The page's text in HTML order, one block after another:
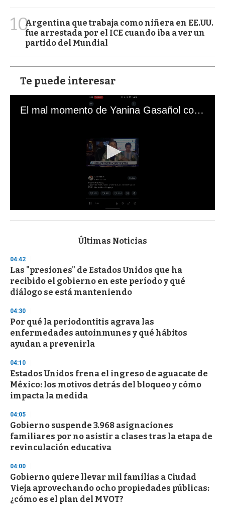
10Argentina que trabaja como niñera en EE.UU.
fue arrestada por el ICE cuando iba a ver un
partido del Mundial
Te puede interesar
El mal momento de Yanina Gasañol con un hincha argentino en "Subrayado"
s
d
s
o
f
3
s
e
c
o
n
Últimas Noticias
04:42
Las "presiones" de Estados Unidos que ha
recibido el gobierno en este período y qué
diálogo se está manteniendo
04:30
Por qué la periodontitis agrava las
enfermedades autoinmunes y qué hábitos
ayudan a prevenirla
04:10
Estados Unidos frena el ingreso de aguacate de
México: los motivos detrás del bloqueo y cómo
impacta la medida
04:05
Gobierno suspende 3.968 asignaciones
familiares por no asistir a clases tras la etapa de
revinculación educativa
04:00
Gobierno quiere llevar mil familias a Ciudad
Vieja aprovechando ocho propiedades públicas:
¿cómo es el plan del MVOT?